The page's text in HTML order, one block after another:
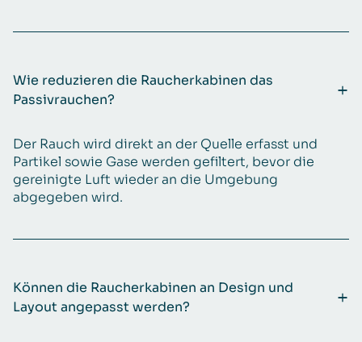
Wie reduzieren die Raucherkabinen das
Passivrauchen?
Der Rauch wird direkt an der Quelle erfasst und
Partikel sowie Gase werden gefiltert, bevor die
gereinigte Luft wieder an die Umgebung
abgegeben wird.
Können die Raucherkabinen an Design und
Layout angepasst werden?